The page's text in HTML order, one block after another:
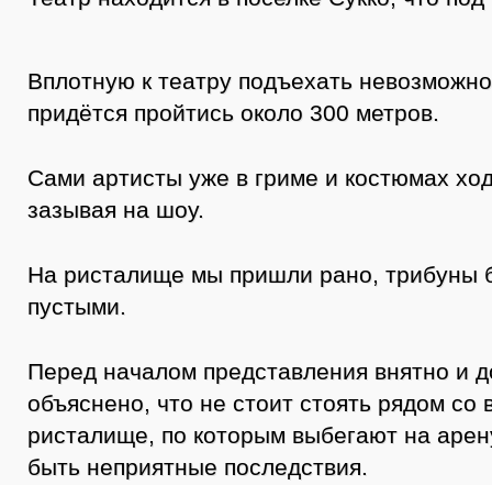
Вплотную к театру подъехать
придётся пройтись около 300 метров.
Сами артисты уже в гриме и костюмах
зазывая на шоу.
На ристалище мы пришли рано, трибуны
пустыми.
Перед началом представления внятно и
объяснено, что не стоит стоять рядом со
ристалище, по которым выбегают на
быть неприятные последствия.